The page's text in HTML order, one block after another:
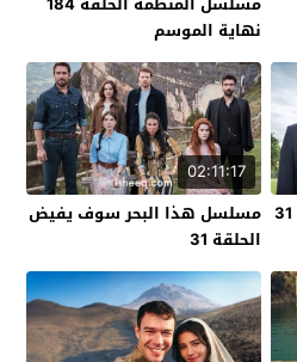
نهاية الموسم
02:11:17
مسلسل هذا البحر سوف يفيض
الحلقة 31